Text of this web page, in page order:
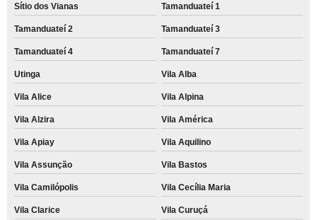
Sítio dos Vianas Tamanduateí 1
Tamanduateí 2 Tamanduateí 3
Tamanduateí 4 Tamanduateí 7
Utinga Vila Alba
Vila Alice Vila Alpina
Vila Alzira Vila América
Vila Apiay Vila Aquilino
Vila Assunção Vila Bastos
Vila Camilópolis Vila Cecília Maria
Vila Clarice Vila Curuçá